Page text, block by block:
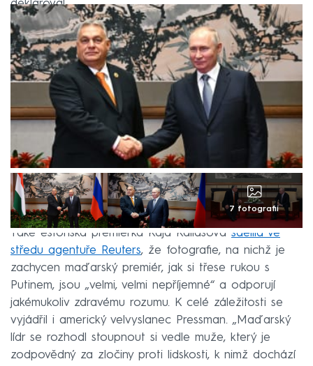
deklaroval.
7 fotografií
Také estonská premiérka Kaja Kallasová sdělila ve
středu agentuře Reuters, že fotografie, na nichž je
zachycen maďarský premiér, jak si třese rukou s
Putinem, jsou „velmi, velmi nepříjemné“ a odporují
jakémukoliv zdravému rozumu. K celé záležitosti se
vyjádřil i americký velvyslanec Pressman. „Maďarský
lídr se rozhodl stoupnout si vedle muže, který je
zodpovědný za zločiny proti lidskosti, k nimž dochází